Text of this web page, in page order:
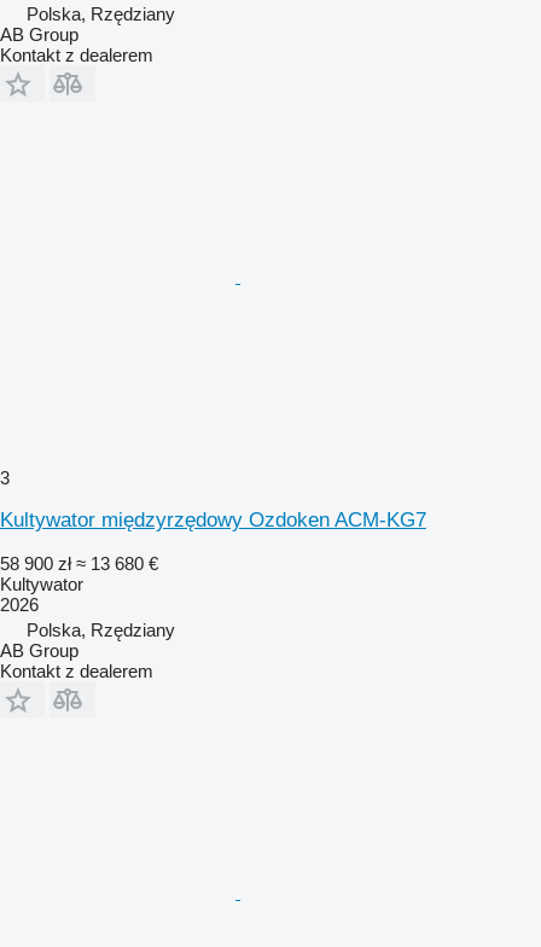
Polska, Rzędziany
AB Group
Kontakt z dealerem
3
Kultywator międzyrzędowy Ozdoken ACM-KG7
58 900 zł ≈ 13 680 €
Kultywator
2026
Polska, Rzędziany
AB Group
Kontakt z dealerem